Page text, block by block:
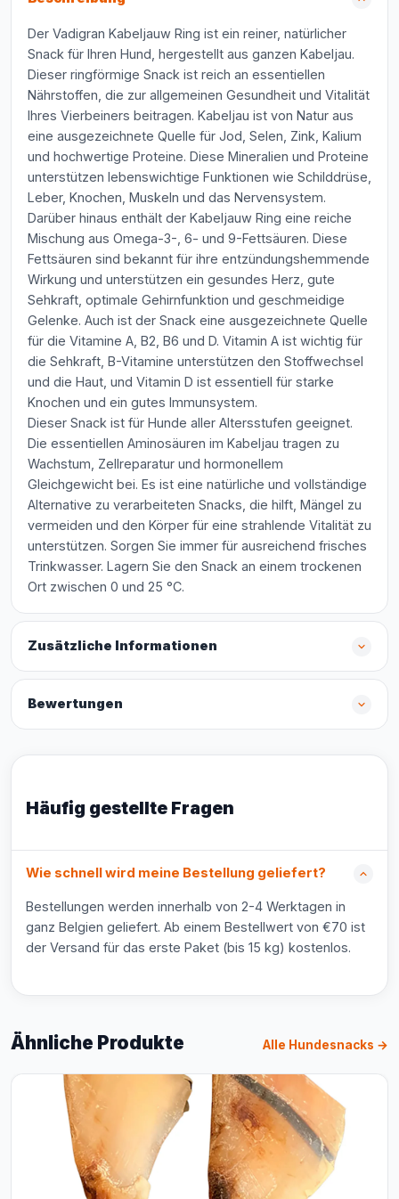
Der Vadigran Kabeljauw Ring ist ein reiner, natürlicher
Snack für Ihren Hund, hergestellt aus ganzen Kabeljau.
Dieser ringförmige Snack ist reich an essentiellen
Nährstoffen, die zur allgemeinen Gesundheit und Vitalität
Ihres Vierbeiners beitragen. Kabeljau ist von Natur aus
eine ausgezeichnete Quelle für Jod, Selen, Zink, Kalium
und hochwertige Proteine. Diese Mineralien und Proteine
unterstützen lebenswichtige Funktionen wie Schilddrüse,
Leber, Knochen, Muskeln und das Nervensystem.
Darüber hinaus enthält der Kabeljauw Ring eine reiche
Mischung aus Omega-3-, 6- und 9-Fettsäuren. Diese
Fettsäuren sind bekannt für ihre entzündungshemmende
Wirkung und unterstützen ein gesundes Herz, gute
Sehkraft, optimale Gehirnfunktion und geschmeidige
Gelenke. Auch ist der Snack eine ausgezeichnete Quelle
für die Vitamine A, B2, B6 und D. Vitamin A ist wichtig für
die Sehkraft, B-Vitamine unterstützen den Stoffwechsel
und die Haut, und Vitamin D ist essentiell für starke
Knochen und ein gutes Immunsystem.
Dieser Snack ist für Hunde aller Altersstufen geeignet.
Die essentiellen Aminosäuren im Kabeljau tragen zu
Wachstum, Zellreparatur und hormonellem
Gleichgewicht bei. Es ist eine natürliche und vollständige
Alternative zu verarbeiteten Snacks, die hilft, Mängel zu
vermeiden und den Körper für eine strahlende Vitalität zu
unterstützen. Sorgen Sie immer für ausreichend frisches
Trinkwasser. Lagern Sie den Snack an einem trockenen
Ort zwischen 0 und 25 °C.
Zusätzliche Informationen
Bewertungen
Häufig gestellte Fragen
Wie schnell wird meine Bestellung geliefert?
Bestellungen werden innerhalb von 2-4 Werktagen in
ganz Belgien geliefert. Ab einem Bestellwert von €70 ist
der Versand für das erste Paket (bis 15 kg) kostenlos.
Ähnliche Produkte Alle Hundesnacks →